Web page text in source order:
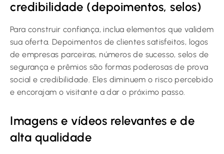
credibilidade (depoimentos, selos)
Para construir confiança, inclua elementos que validem
sua oferta. Depoimentos de clientes satisfeitos, logos
de empresas parceiras, números de sucesso, selos de
segurança e prêmios são formas poderosas de prova
social e credibilidade. Eles diminuem o risco percebido
e encorajam o visitante a dar o próximo passo.
Imagens e vídeos relevantes e de
alta qualidade